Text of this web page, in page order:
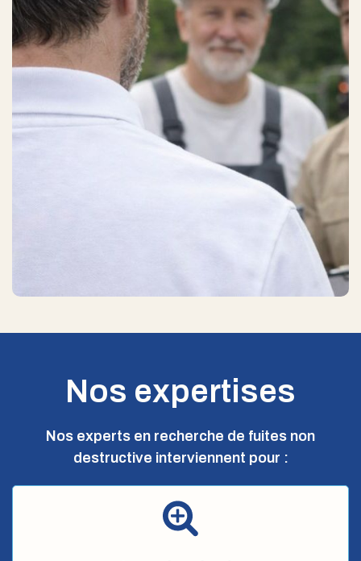
Nos expertises
Nos experts en recherche de fuites non
destructive interviennent pour :